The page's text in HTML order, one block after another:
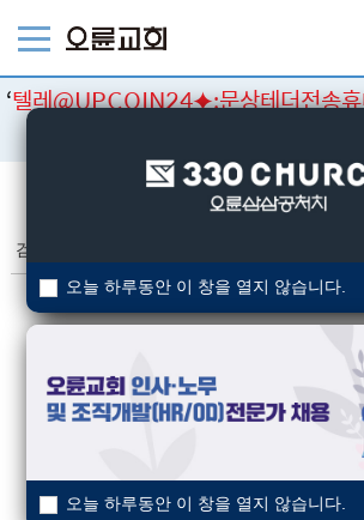
‘텔레@UPCOIN24⯌:문상테더전송휴
검색결과
오늘 하루동안 이 창을 열지 않습니다.
오늘 하루동안 이 창을 열지 않습니다.